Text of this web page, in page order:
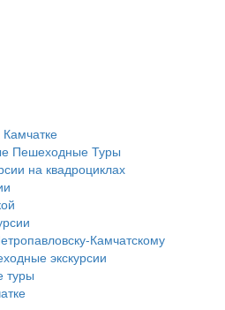
Пешеходные Туры
на квадроциклах
Камчатскому
экскурсии
туры